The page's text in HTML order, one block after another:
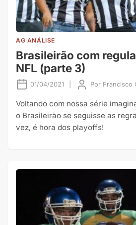
AG ANÁLISE
Brasileirão com
NFL (parte 3)
01/04/2021 Por Francisco
Voltando com nossa série
o Brasileirão se seguisse as
vez, é hora dos playoffs!